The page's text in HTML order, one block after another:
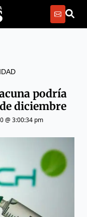
podría
diciembre
@ 3:00:34 pm